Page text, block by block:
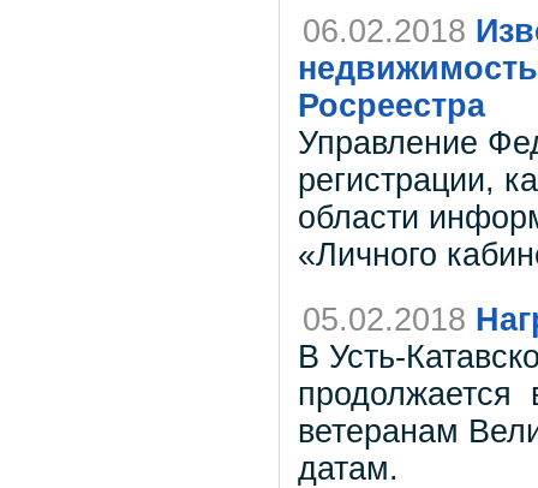
06.02.2018
Росреестра
Управление
регистрации,
области
«Личного
05.02.2018
В Усть-
продолжается
ветеранам
датам.